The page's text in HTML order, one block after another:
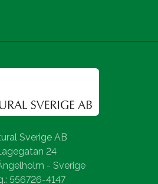
Sverige AB
24
- Sverige
556726-4147